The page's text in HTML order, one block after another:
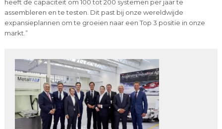
heeft de capaciteit om 100 tot 200 systemen per jaar te
assembleren en te testen. Dit past bij onze wereldwijde
expansieplannen om te groeien naar een Top 3 positie in onze
markt.”